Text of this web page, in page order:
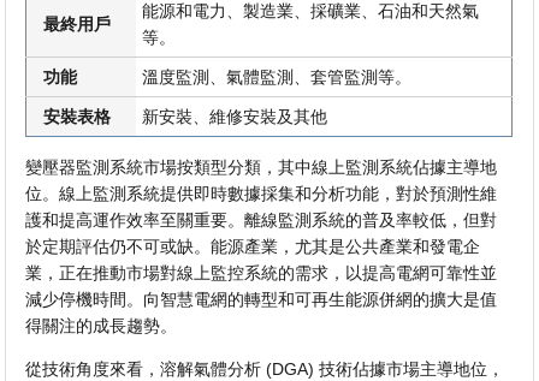
最終用戶
能源和電力、製造業、採礦業、石油和天然氣
等。
功能 溫度監測、氣體監測、套管監測等。
安裝表格 新安裝、維修安裝及其他
變壓器監測系統市場按類型分類，其中線上監測系統佔據主導地
位。線上監測系統提供即時數據採集和分析功能，對於預測性維
護和提高運作效率至關重要。離線監測系統的普及率較低，但對
於定期評估仍不可或缺。能源產業，尤其是公共產業和發電企
業，正在推動市場對線上監控系統的需求，以提高電網可靠性並
減少停機時間。向智慧電網的轉型和可再生能源併網的擴大是值
得關注的成長趨勢。
從技術角度來看，溶解氣體分析 (DGA) 技術佔據市場主導地位，